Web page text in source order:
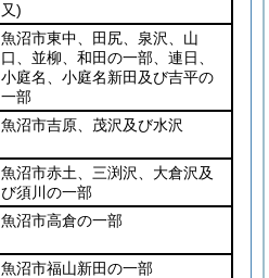
又)
魚沼市東中、田尻、泉沢、山
口、並柳、和田の一部、連日、
小庭名、小庭名新田及び吉平の
一部
魚沼市吉原、茂沢及び水沢
魚沼市赤土、三渕沢、大倉沢及
び須川の一部
魚沼市高倉の一部
魚沼市福山新田の一部